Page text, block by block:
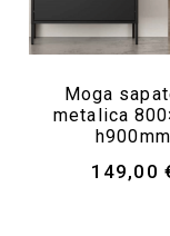
Moga
metalica
h900mm
149,00